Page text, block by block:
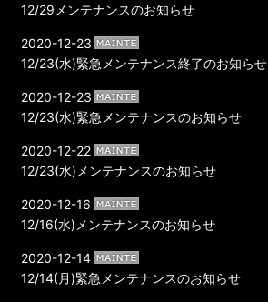
12/29メンテナンスのお知らせ
12/23(水)緊急メンテナンス終了のお知らせ
2020-12-23
12/23(水)緊急メンテナンスのお知らせ
2020-12-23
12/23(水)メンテナンスのお知らせ
2020-12-22
12/16(水)メンテナンスのお知らせ
2020-12-16
12/14(月)緊急メンテナンスのお知らせ
2020-12-14